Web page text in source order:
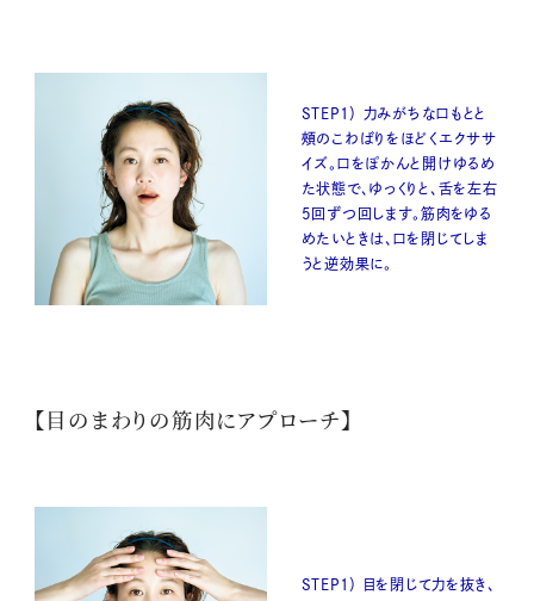
STEP1） 力みがちな口もとと
頰のこわばりをほどくエクササ
イズ。口をぽかんと開けゆるめ
た状態で、ゆっくりと、舌を左右
5回ずつ回します。筋肉をゆる
めたいときは、口を閉じてしま
うと逆効果に。
【目のまわりの筋肉にアプローチ】
STEP1） 目を閉じて力を抜き、